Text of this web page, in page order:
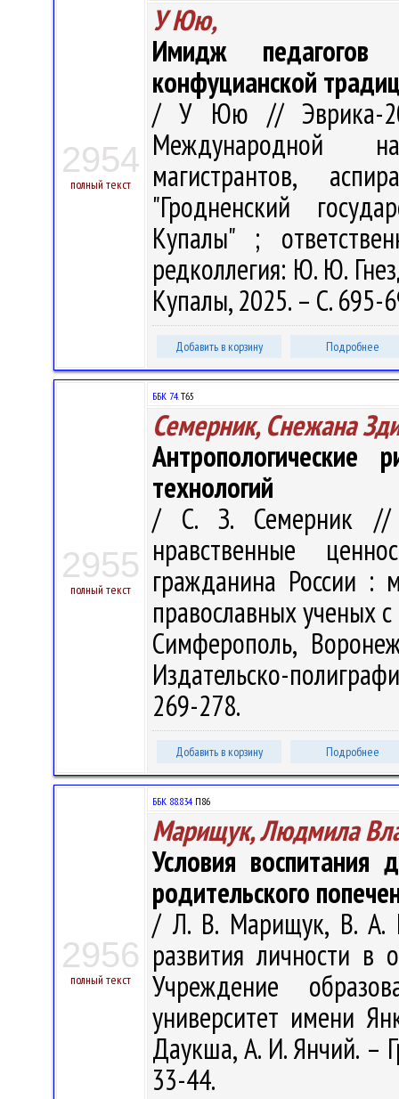
2954
полный текст
У Юю,
Имидж
конфуцианской
/ У Юю // Эврика-
Международной
магистрантов,
"Гродненский
Купалы" ;
редколлегия: Ю. Ю.
Купалы, 2025. – С. 695-
Добавить в корзину Подробнее
2955
полный текст
ББК 74.Т65
Семерник, Снежана
Антропологические
технологий
/ С. З. Семерник //
нравственные
гражданина России :
православных ученых
Симферополь,
Издательско-
269-278.
Добавить в корзину Подробнее
2956
полный текст
ББК 88.834 П86
Марищук, Людмила
Условия воспитания
родительского
/ Л. В. Марищук, В. А.
развития личности в
Учреждение
университет имени
Даукша, А. И. Янчий. –
33-44.